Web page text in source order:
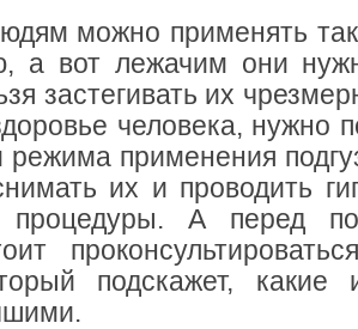
можно применять
а вот лежачим они
застегивать их
человека, нужно
режима применения
их и проводить
процедуры. А перед
подскажет, какие